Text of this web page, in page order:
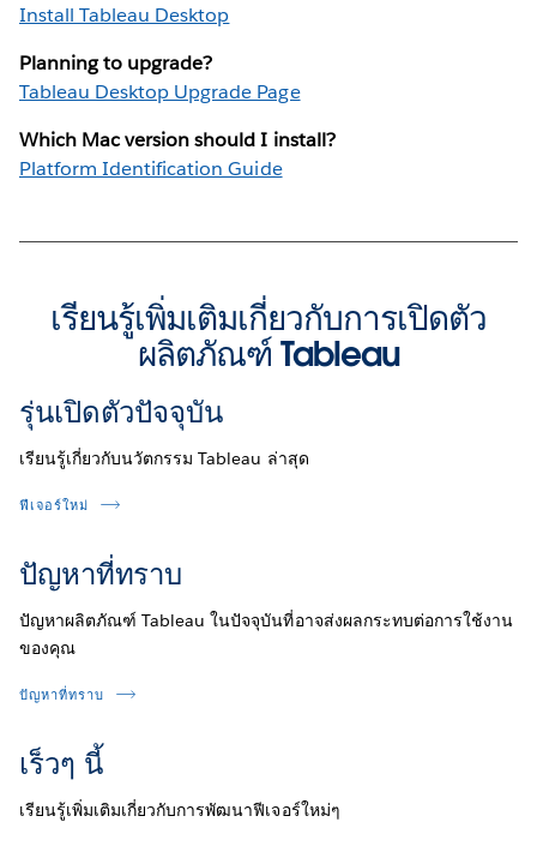
Install Tableau Desktop
Planning to upgrade?
Tableau Desktop Upgrade Page
Which Mac version should I install?
Platform Identification Guide
เรียนรู้เพิ่มเติมเกี่ยวกับการเปิดตัว
ผลิตภัณฑ์ Tableau
รุ่นเปิดตัวปัจจุบัน
เรียนรู้เกี่ยวกับนวัตกรรม Tableau ล่าสุด
ฟีเจอร์ใหม่
ปัญหาที่ทราบ
ปัญหาผลิตภัณฑ์ Tableau ในปัจจุบันที่อาจส่งผลกระทบต่อการใช้งาน
ของคุณ
ปัญหาที่ทราบ
เร็วๆ นี้
เรียนรู้เพิ่มเติมเกี่ยวกับการพัฒนาฟีเจอร์ใหม่ๆ